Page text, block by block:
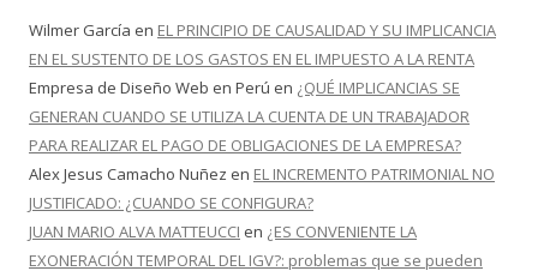
Wilmer García en EL PRINCIPIO DE CAUSALIDAD Y SU IMPLICANCIA
EN EL SUSTENTO DE LOS GASTOS EN EL IMPUESTO A LA RENTA
Empresa de Diseño Web en Perú en ¿QUÉ IMPLICANCIAS SE
GENERAN CUANDO SE UTILIZA LA CUENTA DE UN TRABAJADOR
PARA REALIZAR EL PAGO DE OBLIGACIONES DE LA EMPRESA?
Alex Jesus Camacho Nuñez en EL INCREMENTO PATRIMONIAL NO
JUSTIFICADO: ¿CUANDO SE CONFIGURA?
JUAN MARIO ALVA MATTEUCCI en ¿ES CONVENIENTE LA
EXONERACIÓN TEMPORAL DEL IGV?: problemas que se pueden